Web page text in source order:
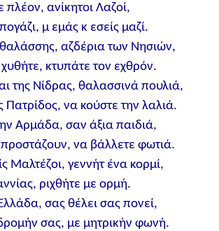
πλέον, ανίκητοι Λαζοί,
μ εμάς κ εσείς μαζί.
αζδέρια των Nησιών,
κτυπάτε τον εχθρόν.
της Νίδρας, θαλασσινά πουλιά,
Πατρίδος, να κούστε την λαλιά.
Aρμάδα, σαν άξια παιδιά,
προστάζουν, να βάλλετε φωτιά.
Μαλτέζοι, γεννήτ ένα κορμί,
ριχθήτε με ορμή.
σας θέλει σας πονεί,
σας, με μητρικήν φωνή.